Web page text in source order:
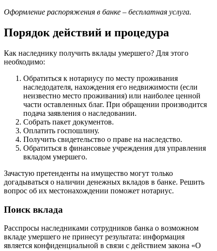
Оформление распоряжения в банке – бесплатная услуга.
Порядок действий и процедура
Как наследнику получить вклады умершего? Для этого
необходимо:
Обратиться к нотариусу по месту проживания
наследодателя, нахождения его недвижимости (если
неизвестно место проживания) или наиболее ценной
части оставленных благ. При обращении производится
подача заявления о наследовании.
Собрать пакет документов.
Оплатить госпошлину.
Получить свидетельство о праве на наследство.
Обратиться в финансовые учреждения для управления
вкладом умершего.
Зачастую претенденты на имущество могут только
догадываться о наличии денежных вкладов в банке. Решить
вопрос об их местонахождении поможет нотариус.
Поиск вклада
Расспросы наследниками сотрудников банка о возможном
вкладе умершего не принесут результата: информация
является конфиденциальной в связи с действием закона «О